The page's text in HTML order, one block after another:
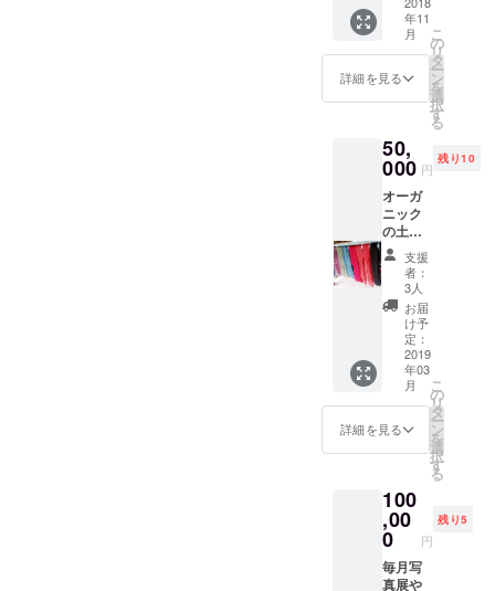
定。
から愛
飲して
いただ
けるお
茶で
告を半
年に一
度（約
１年
分）お
送りさ
せて頂
きま
す。一
号は
2019年
3月末送
付予
定。
びこの
プロ
ジェク
トの事
務局も
務めて
す。
「ラオ
スの支
援をし
ていま
す！」
とお店
で声を
かけて
頂けた
ら特別
な何か
が出て
来てき
ますよ
～。
（要予
もで使
用でき
る特別
メ
ニュー
お食事
年11
月
詳細を見る
こ
の
リ
タ
ー
ン
を
選
択
す
る
50,
000 円
残り10
オーガ
ニック
の土壌
ででき
た草木
で染め
たシル
クのス
トール
を1枚お
送りま
す。 天
然の為
同じお
色は出
ません
色や長
さ形に
関して
はこち
らにお
任せに
支援
者：
3人
お届
け予
定：
2019
年03
月
詳細を見る
こ
の
リ
タ
ー
ン
を
選
択
す
る
100
,00
0 円
残り5
毎月写
真展や